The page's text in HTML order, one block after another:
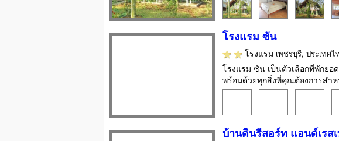
โรงแรม ซัน
โรงแรม เพชรบุรี, ประเทศไ
โรงแรม ซัน เป็นตัวเลือกที่พักยอ
พร้อมด้วยทุกสิ่งที่คุณต้องการสำ
บ้านดินรีสอร์ท แอนด์เรส